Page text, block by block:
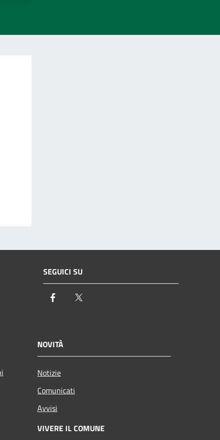
SEGUICI SU
Facebook
NOVITÀ
Notizie
Comunicati
Avvisi
VIVERE IL COMUNE